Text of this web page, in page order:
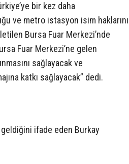
bir kez daha
ve metro istasyon isim haklarını
Bursa Fuar Merkezi’nde
Fuar Merkezi’ne gelen
sağlayacak ve
katkı sağlayacak” dedi.
ifade eden Burkay